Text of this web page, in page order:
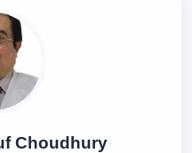
Choudhury